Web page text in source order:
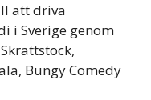
att driva
i Sverige genom
Bungy Comedy